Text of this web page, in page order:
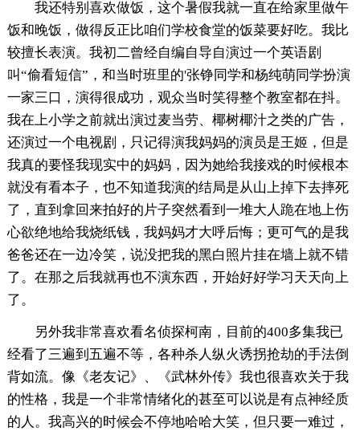
我还特别喜欢做饭，这个暑假我就一直在给家里做午
饭和晚饭，做得反正比咱们学校食堂的饭菜要好吃。我比
较擅长表演。我初二曾经自编自导自演过一个英语剧
叫“偷看短信”，和当时班里的'张铮同学和杨纯萌同学扮演
一家三口，演得很成功，观众当时笑得整个教室都在抖。
我在上小学之前就出演过麦当劳、椰树椰汁之类的广告，
还演过一个电视剧，只记得演我妈妈的演员是王姬，但是
我真的要怪我现实中的妈妈，因为她给我接戏的时候根本
就没有看本子，也不知道我演的结局是从山上掉下去摔死
了，直到拿回来拍好的片子突然看到一堆大人跪在地上伤
心欲绝地给我烧纸钱，我妈妈才大呼后悔；更可气的是我
爸爸还在一边冷笑，说没把我的黑白照片挂在墙上就不错
了。在那之后我就再也不演东西，开始好好学习天天向上
了。
另外我非常喜欢看名侦探柯南，目前的400多集我已
经看了三遍到五遍不等，各种杀人纵火诱拐抢劫的手法倒
背如流。像《老友记》、《武林外传》我也很喜欢关于我
的性格，我是一个非常情绪化的甚至可以说是有点神经质
的人。我高兴的时候会不停地哈哈大笑，但只要一难过，